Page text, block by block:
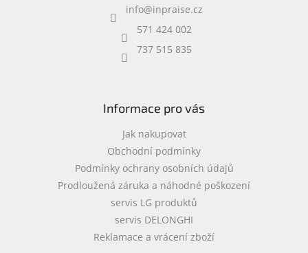
info@inpraise.cz
571 424 002
737 515 835
Informace pro vás
Jak nakupovat
Obchodní podmínky
Podmínky ochrany osobních údajů
Prodloužená záruka a náhodné poškození
servis LG produktů
servis DELONGHI
Reklamace a vrácení zboží